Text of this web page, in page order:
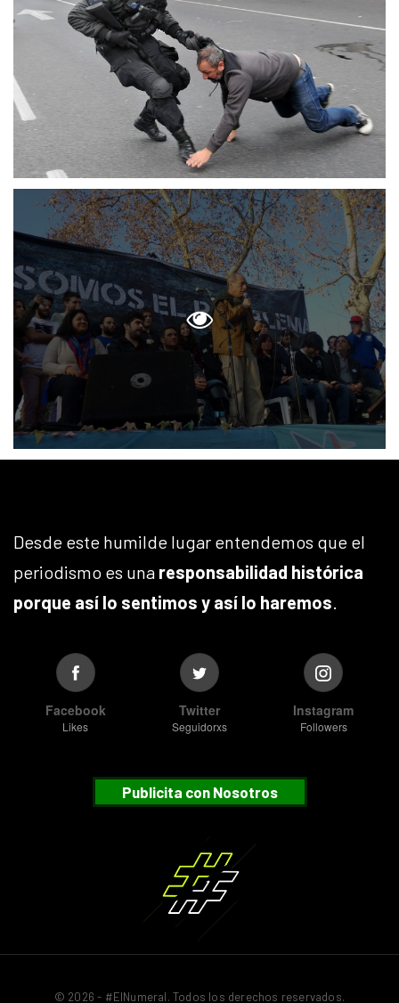
Desde este humilde lugar entendemos que el
periodismo es una responsabilidad histórica
porque así lo sentimos y así lo haremos.
Facebook
Likes
Twitter
Seguidorxs
Instagram
Followers
Publicita con Nosotros
© 2026 - #ElNumeral. Todos los derechos reservados.